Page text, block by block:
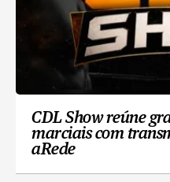
CDL Show reúne
marciais com
aRede